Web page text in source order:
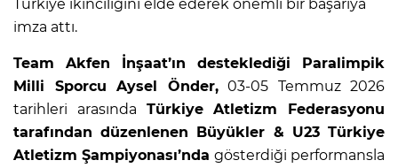
Türkiye ikinciliğini elde ederek önemli bir başarıya
imza attı.
Team Akfen İnşaat’ın desteklediği Paralimpik
Milli Sporcu Aysel Önder,03-05 Temmuz 2026
tarihleri arasında Türkiye Atletizm Federasyonu
tarafından düzenlenen Büyükler & U23 Türkiye
Atletizm Şampiyonası’nda gösterdiği performansla